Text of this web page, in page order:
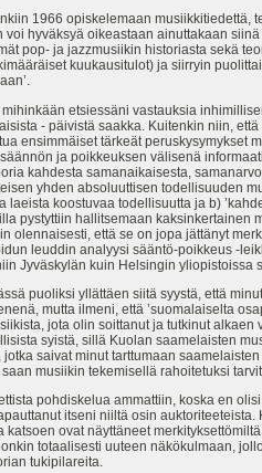
1966 opiskelemaan musiikkitiedettä,
hyväksyä oikeastaan ainuttakaan
pop- ja jazzmusiikin historiasta sekä
kuukausitulot) ja siirryin
etsiessäni vastauksia
- päivistä saakka. Kuitenkin niin,
ensimmäiset tärkeät peruskysymykset
ja poikkeuksen välisenä
kahdesta samanaikaisesta,
yhden absoluuttisen todellisuuden
koostuvaa todellisuutta ja b)
pystyttiin hallitsemaan kaksinkertainen
olennaisesti, että se on jopa jättänyt
leuddin analyysi sääntö-poikkeus -
Jyväskylän kuin Helsingin yliopistoissa
puoliksi yllättäen siitä syystä, että
mutta ilmeni, että ’suomalaiselta
jota olin soittanut ja tutkinut
syistä, sillä Kuolan saamelaisten
saivat minut tarttumaan
musiikin tekemisellä rahoitetuksi
pohdiskelua ammattiin, koska en
itseni niiltä osin
ovat näyttäneet
totaalisesti uuteen näkökulmaan,
tukipilareita.